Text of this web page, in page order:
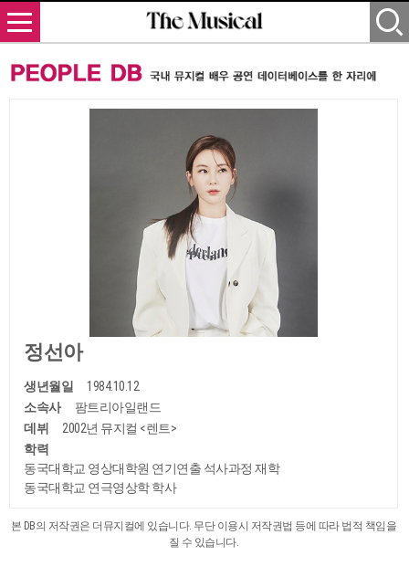
정선아
생년월일
1984.10.12
소속사
팜트리아일랜드
데뷔
2002년 뮤지컬 <렌트>
학력
동국대학교 영상대학원 연기연출 석사과정 재학
동국대학교 연극영상학 학사
본 DB의 저작권은 더뮤지컬에 있습니다. 무단 이용시 저작권법 등에 따라 법적 책임을
질 수 있습니다.